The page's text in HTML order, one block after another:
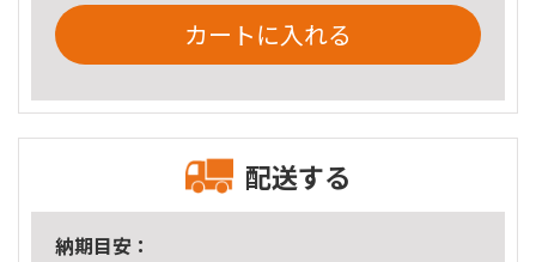
カートに入れる
配送する
納期目安：